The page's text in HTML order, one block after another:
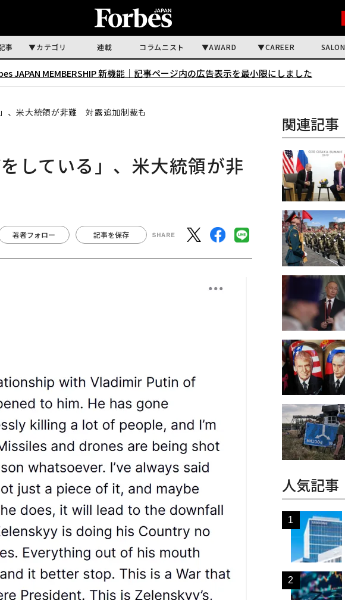
事 カテゴリ 連載 コラムニスト AWARD CAREER SALON
JAPAN MEMBERSHIP 新機能｜ 記事ページ内の広告表示を最小限にしました
、米大統領が非難 対露追加制裁も
している」、米大統領が非
著者フォロー 記事を保存
関連記事
人気記事